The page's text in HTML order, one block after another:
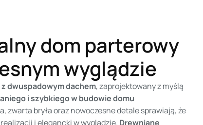
dom parterowy
wyglądzie
dwuspadowym dachem, zaprojektowany z myślą
i szybkiego w budowie domu
zwarta bryła oraz nowoczesne detale sprawiają, że
i elegancki w wyglądzie. Drewniane